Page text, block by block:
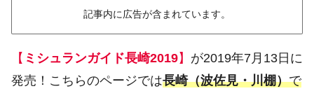
記事内に広告が含まれています。
【 ミシュランガイド長崎2019】 が2019年7月13日に
発売！こちらのページでは長崎（波佐見・川棚）で